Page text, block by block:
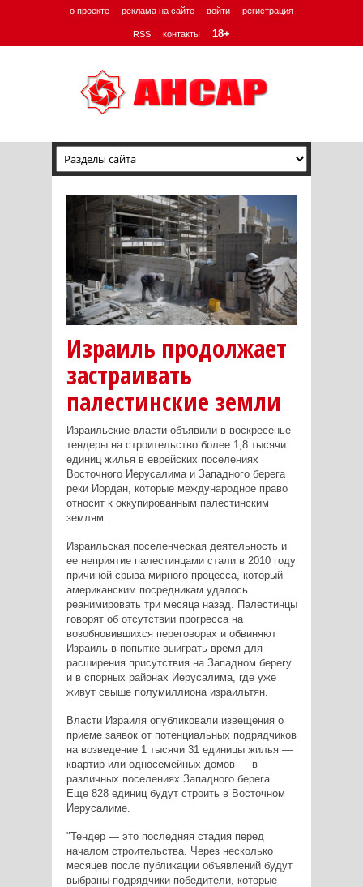
о проекте реклама на сайте войти регистрация
RSS контакты 18+
Израиль продолжает
застраивать
палестинские земли
Израильские власти объявили в воскресенье
тендеры на строительство более 1,8 тысячи
единиц жилья в еврейских поселениях
Восточного Иерусалима и Западного берега
реки Иордан, которые международное право
относит к оккупированным палестинским
землям.
Израильская поселенческая деятельность и
ее неприятие палестинцами стали в 2010 году
причиной срыва мирного процесса, который
американским посредникам удалось
реанимировать три месяца назад. Палестинцы
говорят об отсутствии прогресса на
возобновившихся переговорах и обвиняют
Израиль в попытке выиграть время для
расширения присутствия на Западном берегу
и в спорных районах Иерусалима, где уже
живут свыше полумиллиона израильтян.
Власти Израиля опубликовали извещения о
приеме заявок от потенциальных подрядчиков
на возведение 1 тысячи 31 единицы жилья —
квартир или односемейных домов — в
различных поселениях Западного берега.
Еще 828 единиц будут строить в Восточном
Иерусалиме.
"Тендер — это последняя стадия перед
началом строительства. Через несколько
месяцев после публикации объявлений будут
выбраны подрядчики-победители, которые